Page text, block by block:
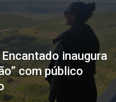
inaugura
com público